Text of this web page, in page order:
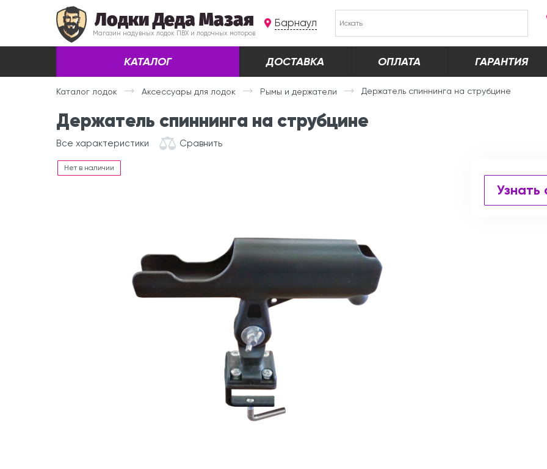
Лодки Деда Мазая
Магазин надувных лодок ПВХ и лодочных моторов
Барнаул
КАТАЛОГ ДОСТАВКА ОПЛАТА ГАРАНТИЯ
Каталог лодок Аксессуары для лодок Рымы и держатели Держатель спиннинга на струбцине
Держатель спиннинга на струбцине
Все характеристики Сравнить
Нет в наличии
Узнать